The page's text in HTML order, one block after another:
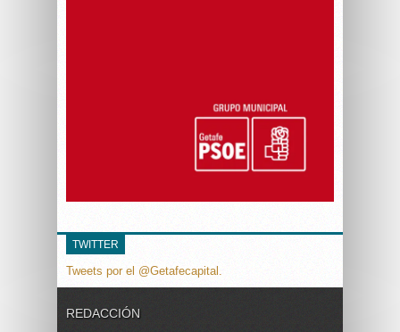
TWITTER
Tweets por el @Getafecapital.
REDACCIÓN